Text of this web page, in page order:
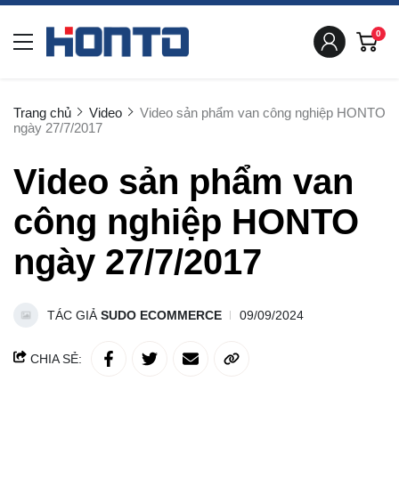
0
Trang chủ Video
Video sản phẩm van công nghiệp HONTO
ngày 27/7/2017
Video sản phẩm van
công nghiệp HONTO
ngày 27/7/2017
TÁC GIẢ SUDO ECOMMERCE 09/09/2024
CHIA SẺ: